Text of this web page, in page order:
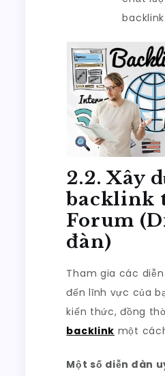
2.2. Xây
backlink
Forum
đàn)
Tham gia các
đến lĩnh vực của
kiến thức, đồng
backlink một
Một số diễn đàn